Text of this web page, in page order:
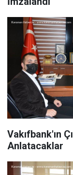
Vakıfbank'ın
Anlatacaklar